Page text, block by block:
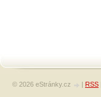
© 2026 eStránky.cz | RSS